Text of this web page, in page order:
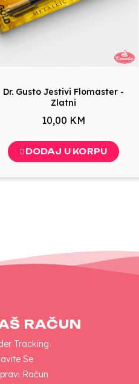
Dr. Gusto Jestivi Flomaster -
Zlatni
10,00 KM
DODAJ U KORPU
RAČUN
Tracking
Se
Račun